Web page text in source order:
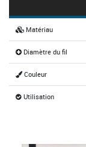
Matériau
Diamètre du fil
Couleur
Utilisation